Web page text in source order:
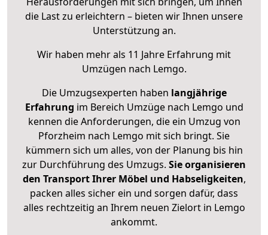
die Last zu erleichtern – bieten wir Ihnen unsere
Unterstützung an.
Wir haben mehr als 11 Jahre Erfahrung mit
Umzügen nach Lemgo.
Die Umzugsexperten haben langjährige
Erfahrung im Bereich Umzüge nach Lemgo und
kennen die Anforderungen, die ein Umzug von
Pforzheim nach Lemgo mit sich bringt. Sie
kümmern sich um alles, von der Planung bis hin
zur Durchführung des Umzugs. Sie organisieren
den Transport Ihrer Möbel und Habseligkeiten,
packen alles sicher ein und sorgen dafür, dass
alles rechtzeitig an Ihrem neuen Zielort in Lemgo
ankommt.